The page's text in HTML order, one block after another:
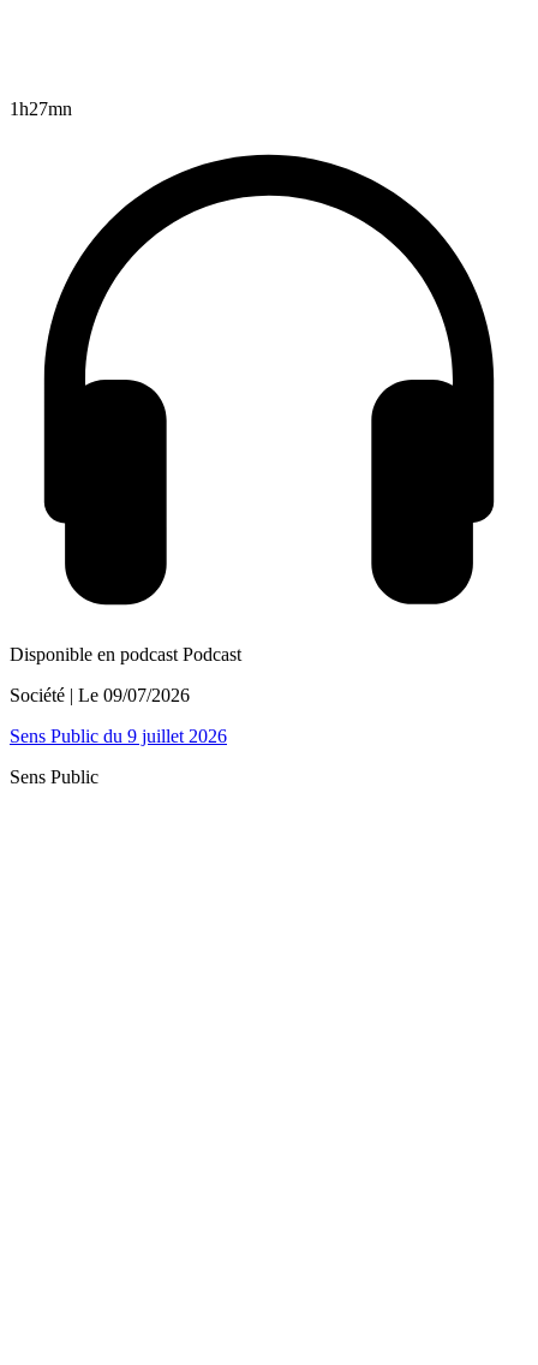
1h27mn
Disponible en podcast Podcast
Société | Le 09/07/2026
Sens Public du 9 juillet 2026
Sens Public